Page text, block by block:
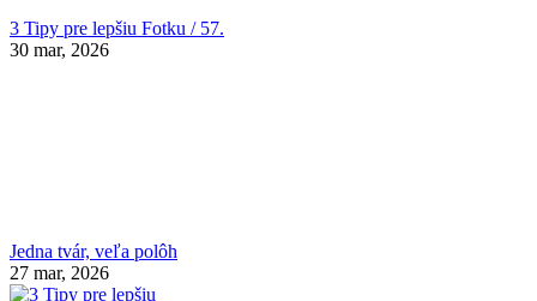
3 Tipy pre lepšiu Fotku / 57.
30 mar, 2026
Jedna tvár, veľa polôh
27 mar, 2026